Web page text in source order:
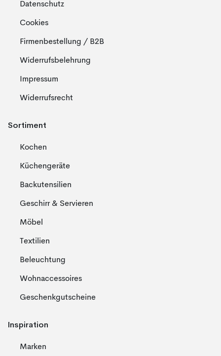
Datenschutz
Cookies
Firmenbestellung / B2B
Widerrufsbelehrung
Impressum
Widerrufsrecht
Sortiment
Kochen
Küchengeräte
Backutensilien
Geschirr & Servieren
Möbel
Textilien
Beleuchtung
Wohnaccessoires
Geschenkgutscheine
Inspiration
Marken